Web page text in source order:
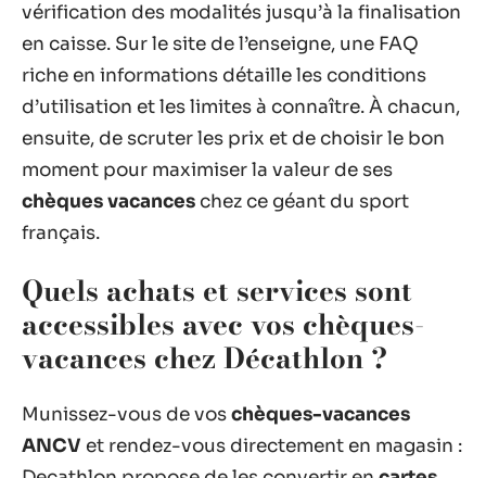
vérification des modalités jusqu’à la finalisation
en caisse. Sur le site de l’enseigne, une FAQ
riche en informations détaille les conditions
d’utilisation et les limites à connaître. À chacun,
ensuite, de scruter les prix et de choisir le bon
moment pour maximiser la valeur de ses
chèques vacances chez ce géant du sport
français.
Quels achats et services sont
accessibles avec vos chèques-
vacances chez Décathlon ?
Munissez-vous de voschèques-vacances
ANCV et rendez-vous directement en magasin :